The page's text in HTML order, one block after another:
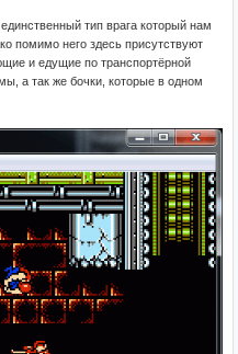
тип врага который нам
помимо него здесь присутствуют
и едущие по транспортёрной
а так же бочки, которые в одном